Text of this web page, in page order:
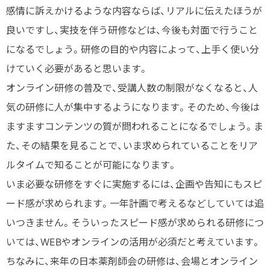
感情に訴えかけるような内容ならば、リアルに伝えたほうが
良いですし、実技を伴う研修などは、今後も対面で行うこと
になるでしょう。研修の目的や内容によって、上手く使い分
けていく必要があると思います。
オンライン研修の普及で、受講人数の制限がなくなると、人
気の研修に人が集中するようになります。そのため、今後は
ますますコンテンツの質が問われることになるでしょう。ま
た、その結果を見ることで、いま求められていることをリア
ルタイムで知ることが可能になります。
いま必要な研修をすぐに実施するには、企画や告知にもスピ
ード感が求められます。一年計画で考えるなどしていては追
いつきません。そういったスピード感が求められる研修につ
いては、WEBやオンラインの活用が必須だと考えています。
ちなみに、来年の日本薬剤師会の研修は、会場とオンライン